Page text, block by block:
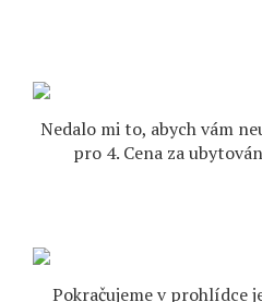
Nedalo mi to, abych vám
pro 4. Cena za
Pokračujeme v prohlídce